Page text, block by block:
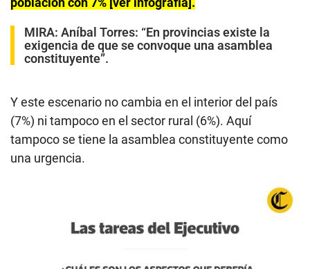
MIRA: Aníbal Torres: “En provincias existe la
exigencia de que se convoque una asamblea
constituyente”.
Y este escenario no cambia en el interior del país
(7%) ni tampoco en el sector rural (6%). Aquí
tampoco se tiene la asamblea constituyente como
una urgencia.